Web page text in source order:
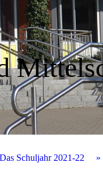
Das Schuljahr 2021-22